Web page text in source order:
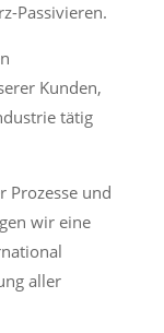
Passivieren.
Kunden,
tätig
Prozesse und
wir eine
aller